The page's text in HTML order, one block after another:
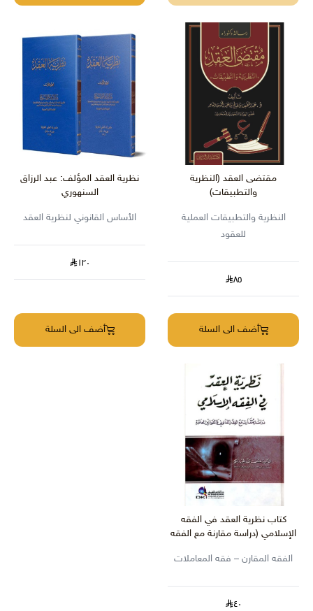
مقتضى العقد (النظرية
والتطبيقات)
النظرية والتطبيقات العملية
للعقود
٨٥
أضف الى السلة
نظرية العقد المؤلف: عبد الرزاق
السنهوري
الأساس القانوني لنظرية العقد
١٢٠
أضف الى السلة
كتاب نظرية العقد في الفقه
الإسلامي (دراسة مقارنة مع الفقه
الفقه المقارن – فقه المعاملات
٤٠